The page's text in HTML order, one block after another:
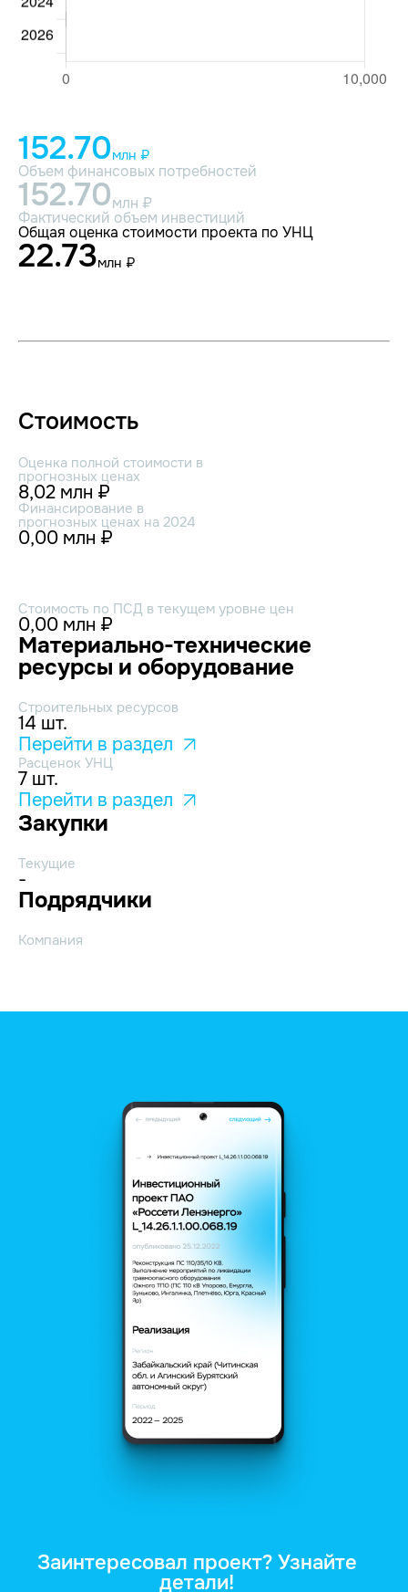
152.70млн ₽
Объем финансовых потребностей
152.70млн ₽
Фактический объем инвестиций
Общая оценка стоимости проекта по УНЦ
22.73млн ₽
Стоимость
Оценка полной стоимости в
прогнозных ценах
8,02 млн ₽
Финансирование в
прогнозных ценах на 2024
0,00 млн ₽
Стоимость по ПСД в текущем уровне цен
0,00 млн ₽
Материально-технические
ресурсы и оборудование
Строительных ресурсов
14 шт.
Перейти в раздел
Расценок УНЦ
7 шт.
Перейти в раздел
Закупки
Текущие
-
Подрядчики
Компания
Заинтересовал проект? Узнайте
детали!